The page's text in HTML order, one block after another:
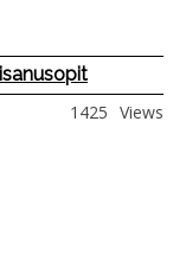
1425 Views